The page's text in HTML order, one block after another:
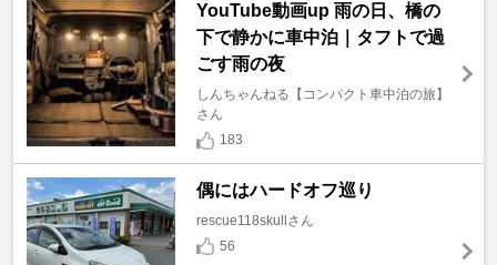
YouTube動画up 雨の日、橋の
下で静かに車中泊｜タフトで過
ごす雨の夜
しんちゃんねる【コンパクト車中泊の旅】
さん
183
偶にはハードオフ巡り
rescue118skullさん
56